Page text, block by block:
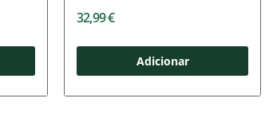
32,99 €
Adicionar